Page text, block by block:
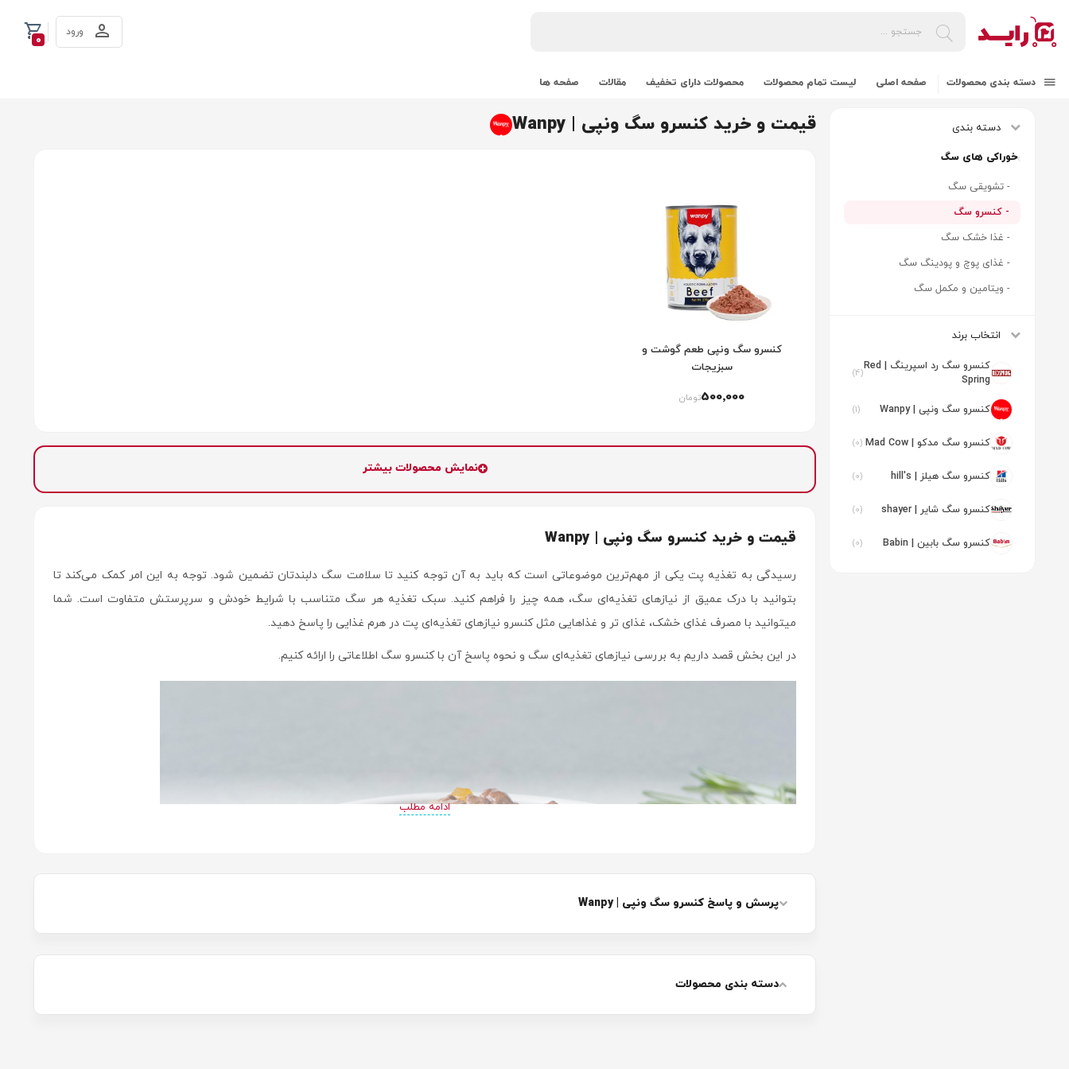
0
ورود
دسته بندی محصولات صفحه اصلی لیست تمام محصولات محصولات دارای تخفیف مقالات صفحه ها
دسته بندی
خوراکی های سگ
- تشویقی سگ
- کنسرو سگ
- غذا خشک سگ
- غذای پوچ و پودینگ سگ
- ویتامین و مکمل سگ
انتخاب برند
کنسرو سگ رد اسپرینگ | Red
Spring
(4)
کنسرو سگ ونپی | Wanpy (1)
کنسرو سگ مدکو | Mad Cow (0)
کنسرو سگ هیلز | hill's (0)
کنسرو سگ شایر | shayer (0)
کنسرو سگ بابین | Babin (0)
قیمت و خرید کنسرو سگ ونپی | Wanpy
کنسرو سگ ونپی طعم گوشت و
سبزیجات
500٬000تومان
نمایش محصولات بیشتر
قیمت و خرید کنسرو سگ ونپی | Wanpy
رسیدگی به تغذیه پت یکی از مهم‌ترین موضوعاتی است که باید به آن توجه کنید تا سلامت سگ دلبندتان تضمین شود. توجه به این امر کمک می‌کند تا
بتوانید با درک عمیق از نیازهای تغذیه‌ای سگ، همه چیز را فراهم کنید. سبک تغذیه هر سگ متناسب با شرایط خودش و سرپرستش متفاوت است. شما
میتوانید با مصرف غذای خشک، غذای تر و غذاهایی مثل کنسرو نیازهای تغذیه‌ای پت در هرم غذایی را پاسخ دهید.
در این بخش قصد داریم به بررسی نیازهای تغذیه‌ای سگ و نحوه پاسخ آن با کنسرو سگ اطلاعاتی را ارائه کنیم.
ادامه مطلب
پرسش و پاسخ کنسرو سگ ونپی | Wanpy
دسته بندی محصولات